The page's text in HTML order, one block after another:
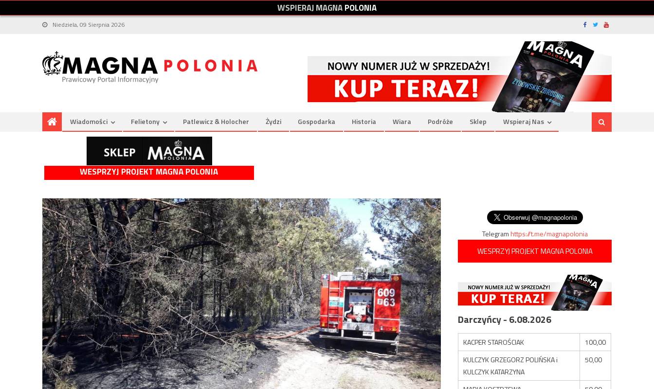
WSPIERAJMAGNAPOLONIA
Niedziela, 09 Sierpnia 2026
Wiadomości Felietony Patlewicz & Holocher Żydzi Gospodarka Historia Wiara Podróże Sklep Wspieraj Nas
WESPRZYJ PROJEKT MAGNA POLONIA
Telegramhttps://t.me/magnapolonia
WESPRZYJ PROJEKT MAGNA POLONIA
Darczyńcy - 6.08.2026
KACPER STAROŚCIAK
100,00
KULCZYK GRZEGORZ POLIŃSKA i
KULCZYK KATARZYNA
50,00